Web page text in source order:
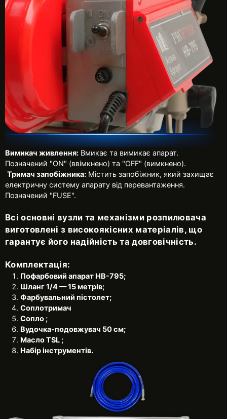
Вимикач живлення: Вмикає та вимикає апарат.
Позначений "ON" (ввімкнено) та "OFF" (вимкнено).
Тримач запобіжника: Містить запобіжник, який захищає
електричну систему апарату від перевантаження.
Позначений "FUSE".
Всі основні вузли та механізми розпилювача
виготовлені з високоякісних матеріалів, що
гарантує його надійність та довговічність.
Комплектація:
Пофарбовий апарат HB-795;
Шланг 1/4 — 15 метрів;
Фарбувальний пістолет;
Соплотримач
Сопло ;
Вудочка-подовжувач 50 см;
Масло TSL ;
Набір інструментів.